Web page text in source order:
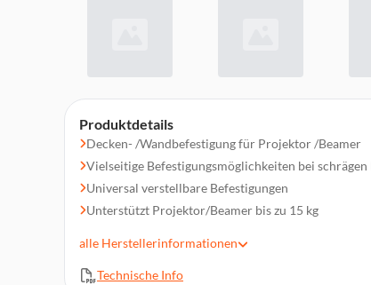
Produktdetails
Decken- /Wandbefestigung für Projektor /Beamer
Vielseitige Befestigungsmöglichkeiten bei
Universal verstellbare Befestigungen
Unterstützt Projektor/Beamer bis zu 15 kg
Abmessungen: 31 x 31 x 22 cm
alle Herstellerinformationen
Technische Info